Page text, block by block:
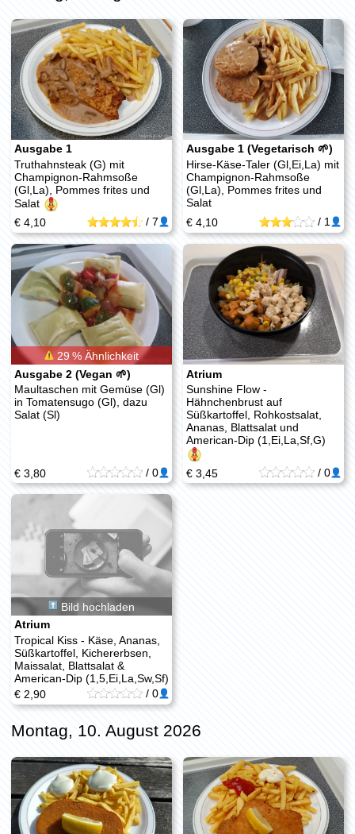
Ausgabe 1
Truthahnsteak (G) mit
Champignon-Rahmsoße
(Gl,La), Pommes frites und
Salat
€ 4,10
/ 7
Ausgabe 1 (Vegetarisch 🌱)
Hirse-Käse-Taler (Gl,Ei,La) mit
Champignon-Rahmsoße
(Gl,La), Pommes frites und
Salat
€ 4,10
/ 1
29 % Ähnlichkeit
Ausgabe 2 (Vegan 🌱)
Maultaschen mit Gemüse (Gl)
in Tomatensugo (Gl), dazu
Salat (Sl)
€ 3,80 / 0
Atrium
Sunshine Flow -
Hähnchenbrust auf
Süßkartoffel, Rohkostsalat,
Ananas, Blattsalat und
American-Dip (1,Ei,La,Sf,G)
€ 3,45 / 0
Bild hochladen
Atrium
Tropical Kiss - Käse, Ananas,
Süßkartoffel, Kichererbsen,
Maissalat, Blattsalat &
American-Dip (1,5,Ei,La,Sw,Sf)
€ 2,90
/ 0
Montag, 10. August 2026